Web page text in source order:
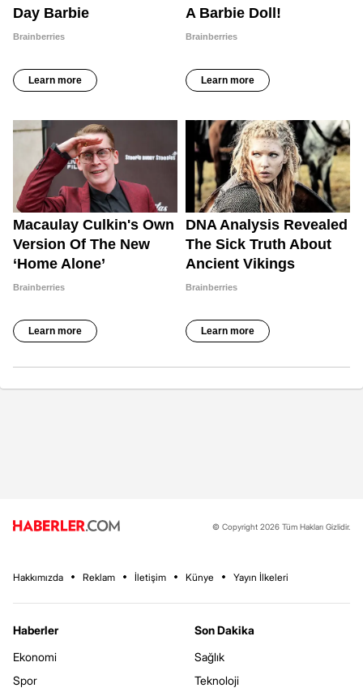
© Copyright 2026 Tüm Hakları Gizlidir.
Hakkımızda Reklam İletişim Künye Yayın İlkeleri
Haberler
Ekonomi
Spor
Son Dakika
Sağlık
Teknoloji